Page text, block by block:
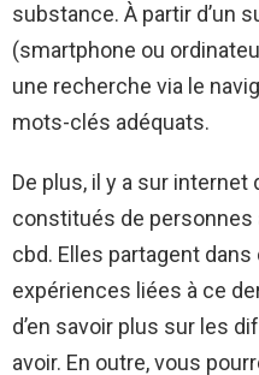
substance. À partir d’un
(smartphone ou
une recherche via le
mots-clés adéquats.
De plus, il y a sur
constitués de
cbd. Elles partagent
expériences liées à ce
d’en savoir plus sur les
avoir. En outre, vous